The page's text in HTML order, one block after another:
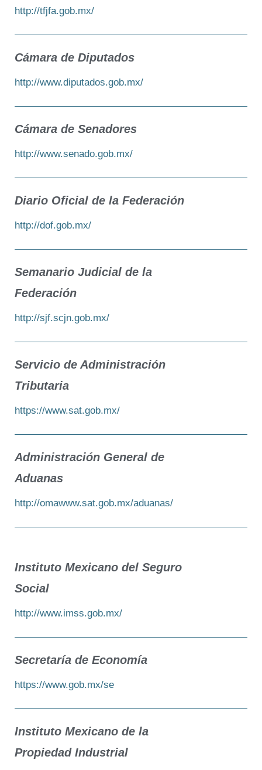
http://tfjfa.gob.mx/
Cámara de Diputados
http://www.diputados.gob.mx/
Cámara de Senadores
http://www.senado.gob.mx/
Diario Oficial de la Federación
http://dof.gob.mx/
Semanario Judicial de la
Federación
http://sjf.scjn.gob.mx/
Servicio de Administración
Tributaria
https://www.sat.gob.mx/
Administración General de
Aduanas
http://omawww.sat.gob.mx/aduanas/
Instituto Mexicano del Seguro
Social
http://www.imss.gob.mx/
Secretaría de Economía
https://www.gob.mx/se
Instituto Mexicano de la
Propiedad Industrial